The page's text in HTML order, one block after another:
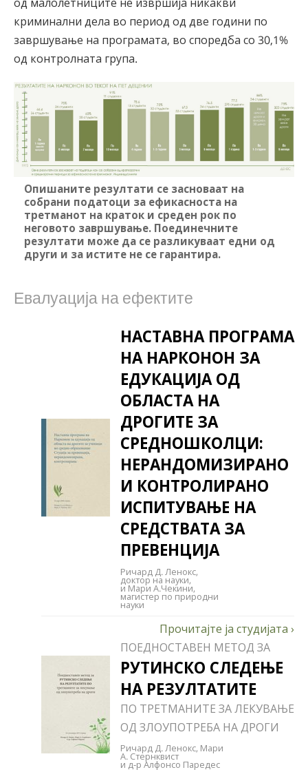
криминални дела во период од две години по
завршување на програмата, во споредба со 30,1%
од контролната група.
Опишаните резултати се засноваат на
собрани податоци за ефикасноста на
третманот на краток и среден рок по
неговото завршување. Поединечните
резултати може да се разликуваат едни од
други и за истите не се гарантира.
Евалуација на ефектите
НАСТАВНА ПРОГРАМА
НА НАРКОНОН ЗА
ЕДУКАЦИЈА ОД
ОБЛАСТА НА
ДРОГИТЕ ЗА
СРЕДНОШКОЛЦИ:
НЕРАНДОМИЗИРАНО
И КОНТРОЛИРАНО
ИСПИТУВАЊЕ НА
СРЕДСТВАТА ЗА
ПРЕВЕНЦИЈА
Ричард Д. Ленокс,
доктор на науки,
и Мари А.Чекини,
магистер по природни
науки
ПОЕДНОСТАВЕН МЕТОД ЗА
РУТИНСКО СЛЕДЕЊЕ
НА РЕЗУЛТАТИТЕ
ПО ТРЕТМАНИТЕ ЗА ЛЕКУВАЊЕ
ОД ЗЛОУПОТРЕБА НА ДРОГИ
Ричард Д. Ленокс, Мари
А. Стернквист
и д-р Алфонсо Паредес